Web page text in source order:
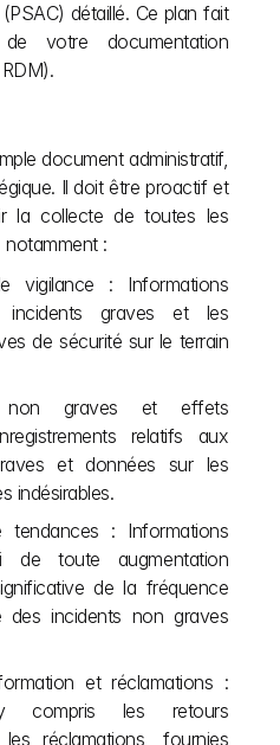
détaillé. Ce plan fait
de votre documentation
document administratif,
Il doit être proactif et
la collecte de toutes les
notamment :
vigilance : Informations
incidents graves et les
de sécurité sur le terrain
non graves et effets
relatifs aux
et données sur les
indésirables.
tendances : Informations
de toute augmentation
de la fréquence
incidents non graves
et réclamations :
y compris les retours
réclamations, fournies